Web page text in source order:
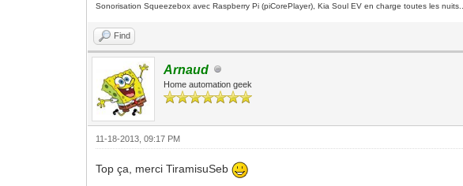
Sonorisation Squeezebox avec Raspberry Pi (piCorePlayer), Kia Soul EV en charge toutes les nuits...
Find
Arnaud
Home automation geek
11-18-2013, 09:17 PM
Top ça, merci TiramisuSeb